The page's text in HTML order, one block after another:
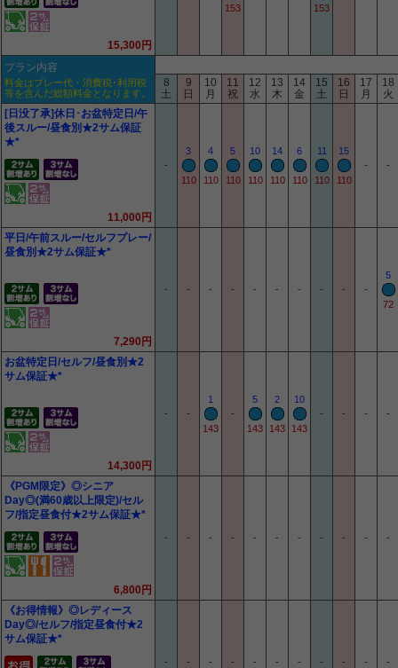
15,300円
153 153
プラン内容
料金はプレー代・消費税･利用税
等を含んだ総額料金となります。
8
土
9
日
10
月
11
祝
12
水
13
木
14
金
15
土
16
日
17
月
18
火
[日没了承]休日･お盆特定日/午
後スルー/昼食別★2サム保証
★*
11,000円
-
3
110
4
110
5
110
10
110
14
110
6
110
11
110
15
110
- -
平日/午前スルー/セルフプレー/
昼食別★2サム保証★*
7,290円
- - - - - - - - - -
5
72
お盆特定日/セルフ/昼食別★2
サム保証★*
14,300円
- -
1
143
-
5
143
2
143
10
143
- - - -
《PGM限定》◎シニア
Day◎(満60歳以上限定)/セル
フ/指定昼食付★2サム保証★*
6,800円
- - - - - - - - - - -
《お得情報》◎レディース
Day◎/セルフ/指定昼食付★2
サム保証★*
- - - - - - - - - - -